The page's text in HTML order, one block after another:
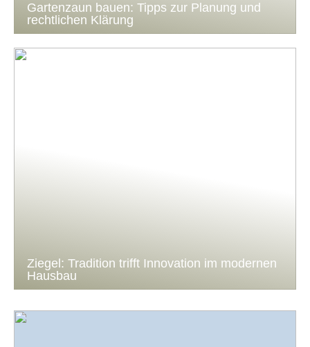
Gartenzaun bauen: Tipps zur Planung und
rechtlichen Klärung
Ziegel: Tradition trifft Innovation im modernen
Hausbau